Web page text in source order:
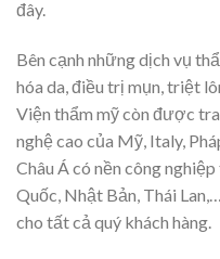
đây.
Bên cạnh những dịch vụ
hóa da, điều trị mụn, triệt
Viện thẩm mỹ còn được
nghệ cao của Mỹ, Italy,
Châu Á có nền công
Quốc, Nhật Bản, Thái
cho tất cả quý khách hàng.